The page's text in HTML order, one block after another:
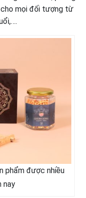
mọi đối tượng từ
phẩm được nhiều
nay